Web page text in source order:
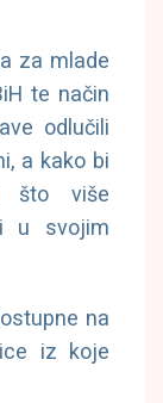
za mlade
te način
odlučili
a kako bi
što više
u svojim
na
iz koje